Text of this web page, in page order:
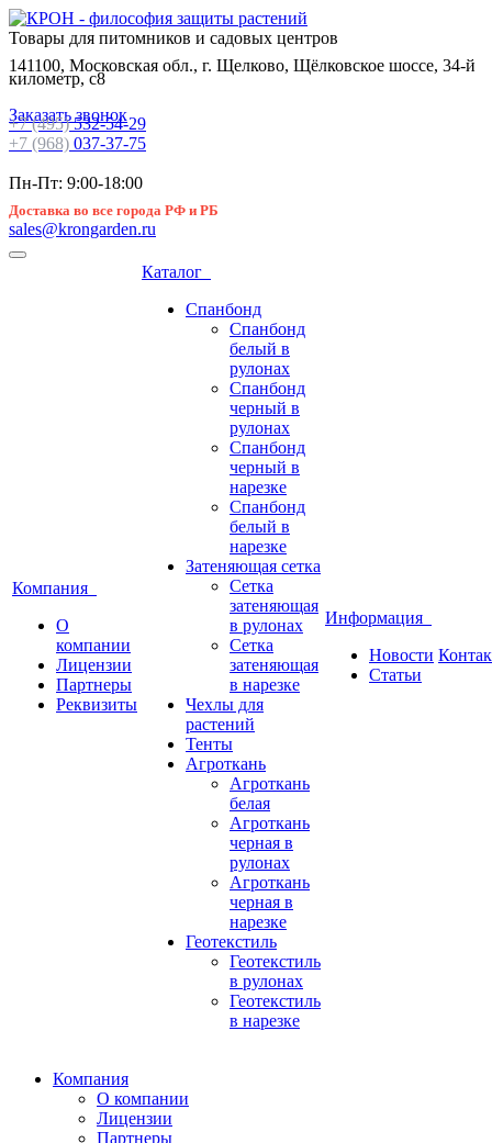
Товары для питомников и садовых центров
141100, Московская обл., г. Щелково, Щёлковское шоссе, 34-й
километр, с8
Заказать звонок
+7 (495)532-54-29
+7 (968) 037-37-75
Пн-Пт: 9:00-18:00
Доставка во все города РФ и РБ
sales@krongarden.ru
Компания
О
компании
Лицензии
Партнеры
Реквизиты
Каталог
Спанбонд
Спанбонд
белый в
рулонах
Спанбонд
черный в
рулонах
Спанбонд
черный в
нарезке
Спанбонд
белый в
нарезке
Затеняющая сетка
Сетка
затеняющая
в рулонах
Сетка
затеняющая
в нарезке
Чехлы для
растений
Тенты
Агроткань
Агроткань
белая
Агроткань
черная в
рулонах
Агроткань
черная в
нарезке
Геотекстиль
Геотекстиль
в рулонах
Геотекстиль
в нарезке
Информация
Новости
Статьи
Компания
О компании
Лицензии
Партнеры